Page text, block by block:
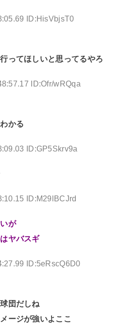
ID:HisVbjsT0
ってほしいと思ってるやろ
ID:Ofr/wRQqa
かる
ID:GP5Skrv9a
ID:M29lBCJrd
が
ヤバスギ
ID:5eRscQ6D0
団だしね
ージが強いよここ